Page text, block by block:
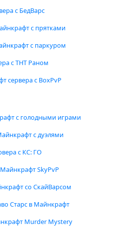
с БедВарс
с прятками
с паркуром
с ТНТ Раном
сервера с BoxPvP
с голодными играми
с дуэлями
с КС: ГО
SkyPvP
со СкайВарсом
Старс в Майнкрафт
Murder Mystery